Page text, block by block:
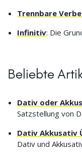
Trennbare
Infinitiv: Die
Beliebte
Dativ oder
Satzstellung von
Dativ Akkusativ
Dativ und